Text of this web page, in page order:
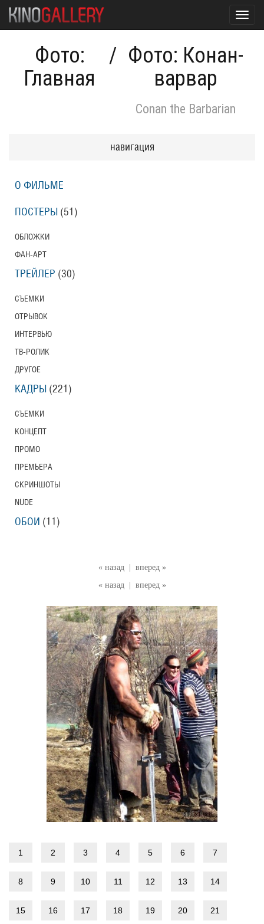
Фото:
Главная
/ Фото: Конан-
варвар
Conan the Barbarian
« назад
вперед »
« назад
вперед »
1 2 3 4 5 6 7
8 9 10 11 12 13 14
15 16 17 18 19 20 21
навигация
О ФИЛЬМЕ
ПОСТЕРЫ (51)
ОБЛОЖКИ
ФАН-АРТ
ТРЕЙЛЕР (30)
СЪЕМКИ
ОТРЫВОК
ИНТЕРВЬЮ
ТВ-РОЛИК
ДРУГОЕ
КАДРЫ (221)
СЪЕМКИ
КОНЦЕПТ
ПРОМО
ПРЕМЬЕРА
СКРИНШОТЫ
NUDE
ОБОИ (11)